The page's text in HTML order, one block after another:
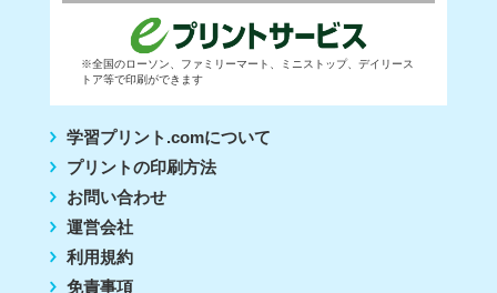
※全国のローソン、ファミリーマート、ミニストップ、デイリース
トア等で印刷ができます
学習プリント.comについて
プリントの印刷方法
お問い合わせ
運営会社
利用規約
免責事項